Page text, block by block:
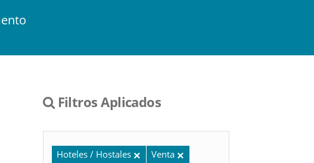
Filtros Aplicados
Hoteles / Hostales Venta